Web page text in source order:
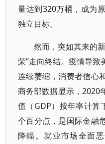
量达到320万桶，成为
独立目标。
然而，突如其来的
荣”走向终结。疫情导致
连续萎缩，消费者信心
商务部数据显示，2020
值（GDP）按年率计算
个百分点，是国际金融
降幅。就业市场全面